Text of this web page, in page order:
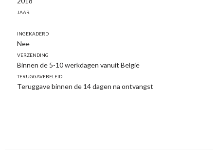
Jaar
Ingekaderd
Nee
Verzending
Binnen de 5-10 werkdagen vanuit België
Teruggavebeleid
Teruggave binnen de 14 dagen na ontvangst